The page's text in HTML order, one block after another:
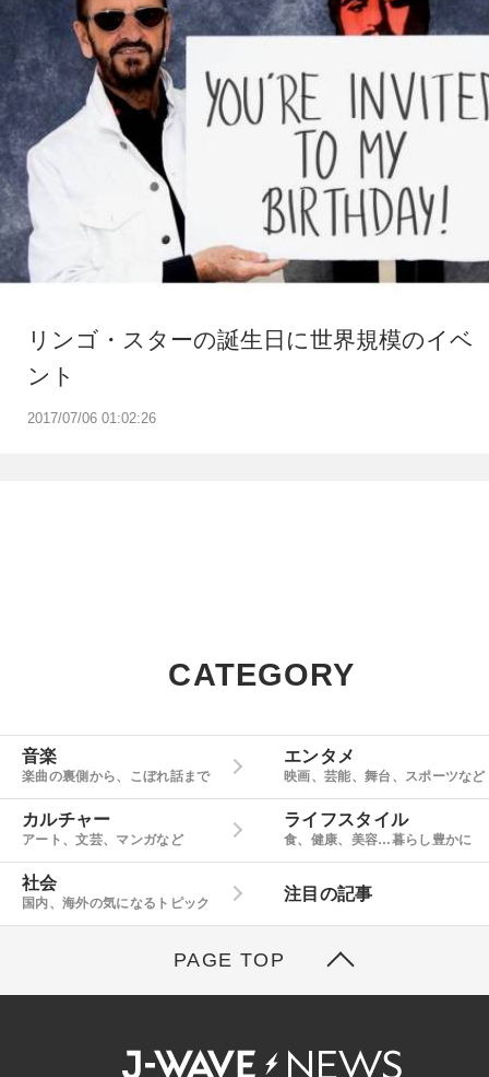
2017/07/06 01:02:26
リンゴ・スターの誕生日に世界規模のイベ
ント
CATEGORY
音楽
楽曲の裏側から、こぼれ話まで
エンタメ
映画、芸能、舞台、スポーツなど
カルチャー
アート、文芸、マンガなど
ライフスタイル
食、健康、美容…暮らし豊かに
社会
国内、海外の気になるトピック
注目の記事
PAGE TOP